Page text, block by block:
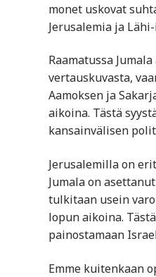
monet uskovat
Jerusalemia ja
Raamatussa
vertauskuvasta,
Aamoksen ja
aikoina. Tästä
kansainvälisen
Jerusalemilla on
Jumala on
tulkitaan usein
lopun aikoina.
painostamaan
Emme kuitenkaan